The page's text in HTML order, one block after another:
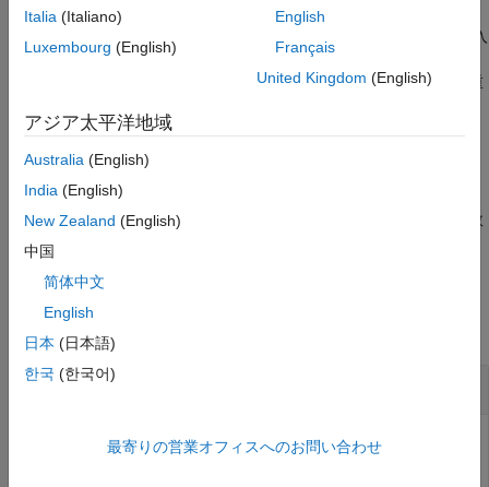
では、前の構文におけるいずれかの入
力引数の組み合わせに加えて、1 つ以上の名前と値の引数を使用
してオプションを指定します。たとえば、損失関数や観測値の重
[L,SE,Nleaf
枝刈り順序の木に含まれる葉ノードの数、および名前と値の引数
TreeSize
例
標本内分類誤差の計算
Italia (Italiano)
Luxembourg (English)
English
Français
United Kingdom (English)
アジア太平洋地域
Australia (English)
India (English)
New Zealand (English)
中国
简体中文
English
日本 (日本語)
한국 (한국어)
最寄りの営業オフィスへのお問い合わせ